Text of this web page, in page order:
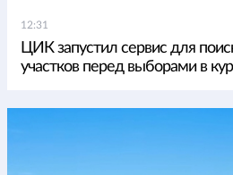
12:31
ЦИК запустил сервис для
участков перед выборами в